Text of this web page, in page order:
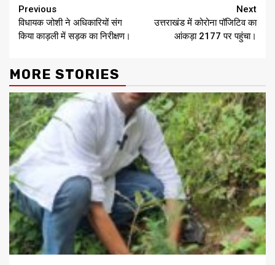
Continue
Reading
Previous
विधायक जोशी ने अधिकारियों संग
किया काड़ली में सड़क का निरीक्षण।
Next
उत्तराखंड में कोरोना पॉजिटिव का
आंकड़ा 2177 पर पहुंचा।
MORE STORIES